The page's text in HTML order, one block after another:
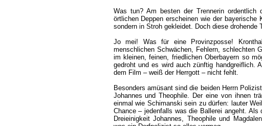
Was tun? Am besten der Trennerin ordentlich
örtlichen Deppen erscheinen wie der
sondern in Stroh gekleidet. Doch diese
Jo mei! Was für eine Provinzposse!
menschlichen Schwächen, Fehlern, schlechten
im kleinen, feinen, friedlichen Oberbayern so
gedroht und es wird auch zünftig handgreiflich.
dem Film – weiß der Herrgott – nicht fehlt.
Besonders amüsant sind die beiden Herrn
Johannes und Theophile. Der eine von ihnen
einmal wie Schimanski sein zu dürfen: lauter
Chance – jedenfalls was die Ballerei angeht.
Dreieinigkeit Johannes, Theophile und